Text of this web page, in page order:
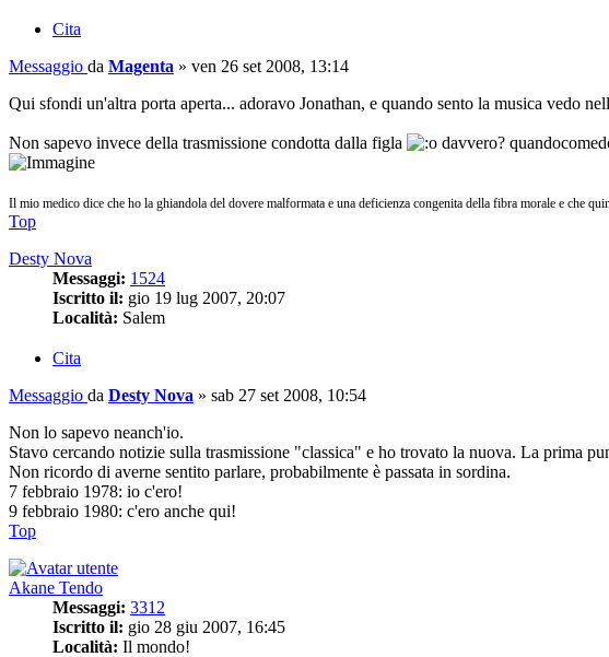
Cita
Messaggio da Magenta » ven 26 set 2008, 13:14
Qui sfondi un'altra porta aperta... adoravo Jonathan, e quando sento la musica vedo
Non sapevo invece della trasmissione condotta dalla figla davvero?
Il mio medico dice che ho la ghiandola del dovere malformata e una deficienza congenita della fibra morale e che
Top
Desty Nova
Messaggi: 1524
Iscritto il: gio 19 lug 2007, 20:07
Località: Salem
Cita
Messaggio da Desty Nova » sab 27 set 2008, 10:54
Non lo sapevo neanch'io.
Stavo cercando notizie sulla trasmissione "classica" e ho trovato la nuova. La prima
Non ricordo di averne sentito parlare, probabilmente è passata in sordina.
7 febbraio 1978: io c'ero!
9 febbraio 1980: c'ero anche qui!
Top
Akane Tendo
Messaggi: 3312
Iscritto il: gio 28 giu 2007, 16:45
Località: Il mondo!